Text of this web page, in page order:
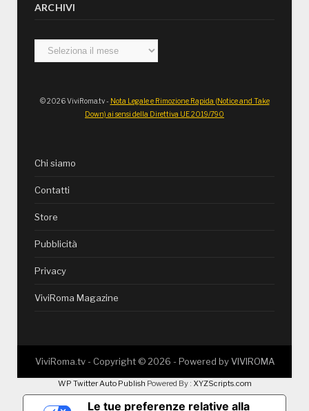
ARCHIVI
Archivi
© 2026 ViviRoma.tv - Nota Legale e Rimozione Rapida (Notice and Take
Down) ai sensi della Direttiva UE 2019/790
Chi siamo
Contatti
Store
Pubblicità
Privacy
ViviRoma Magazine
ViviRoma.tv - Copyright © 2026 - Powered byVIVIROMA
WP Twitter Auto Publish Powered By : XYZScripts.com
Le tue preferenze relative alla